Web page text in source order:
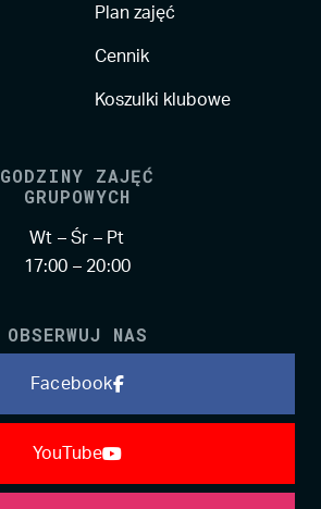
Plan zajęć
Cennik
Koszulki klubowe
GODZINY ZAJĘĆ
GRUPOWYCH
Wt – Śr – Pt
17:00 – 20:00
OBSERWUJ NAS
Facebook
YouTube